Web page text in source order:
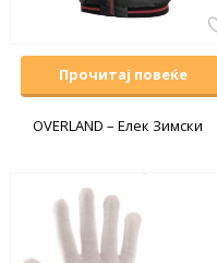
Прочитај повеќе
OVERLAND – Елек Зимски